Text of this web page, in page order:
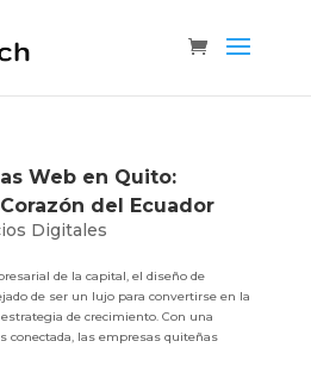
Web en Quito:
del Ecuador
Digitales
de la capital, el diseño de
de ser un lujo para convertirse en la
de crecimiento. Con una
conectada, las empresas quiteñas